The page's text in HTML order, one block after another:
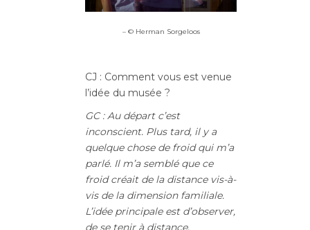
– © Herman Sorgeloos
CJ : Comment vous est venue
l’idée du musée ?
GC : Au départ c’est
inconscient. Plus tard, il y a
quelque chose de froid qui m’a
parlé. Il m’a semblé que ce
froid créait de la distance vis-à-
vis de la dimension familiale.
L’idée principale est d’observer,